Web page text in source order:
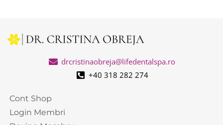
drcristinaobreja@lifedentalspa.ro
+40 318 282 274
Cont Shop
Login Membri